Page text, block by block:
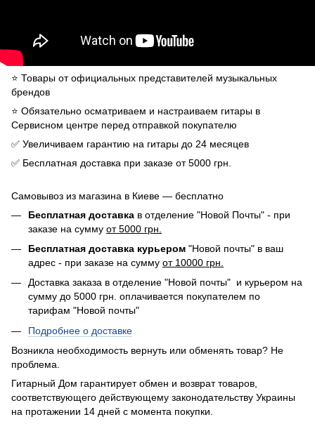
⭐️ Товары от официальных представителей музыкальных
брендов
⭐️ Обязательно осматриваем и настраиваем гитары в
Сервисном центре перед отправкой покупателю
✅ Увеличиваем гарантию на гитары до 24 месяцев
✅ Бесплатная доставка при заказе от 5000 грн.
Самовывоз из магазина в Киеве — бесплатно
Бесплатная доставка в отделение "Новой Почты" - при
заказе на сумму от 5000 грн.
Бесплатная доставка курьером "Новой почты" в ваш
адрес - при заказе на сумму от 10000 грн.
Доставка заказа в отделение "Новой почты" и курьером на
сумму до 5000 грн. оплачивается покупателем по
тарифам "Новой почты"
Подробнее о доставке
Возникла необходимость вернуть или обменять товар? Не
проблема.
Гитарный Дом гарантирует обмен и возврат товаров,
соответствующего действующему законодательству Украины
на протажении 14 дней с момента покупки.